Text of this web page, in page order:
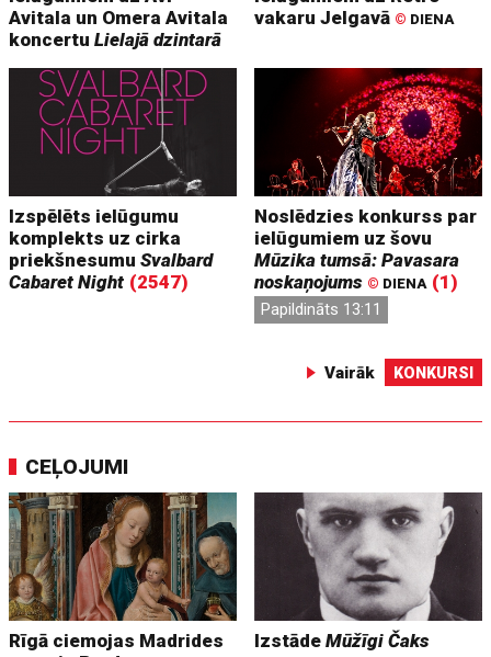
Avitala un Omera Avitala
koncertuLielajā dzintarā
vakaru Jelgavā © DIENA
Izspēlēts ielūgumu
komplekts uz cirka
priekšnesumuSvalbard
Cabaret Night (2547)
Noslēdzies konkurss par
ielūgumiem uz šovu
Mūzika tumsā: Pavasara
noskaņojums © DIENA (1)
Papildināts 13:11
Vairāk KONKURSI
CEĻOJUMI
Rīgā ciemojas Madrides
IzstādeMūžīgi Čaks